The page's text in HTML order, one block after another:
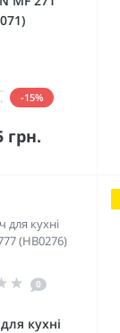
-15%
грн.
0
кухні